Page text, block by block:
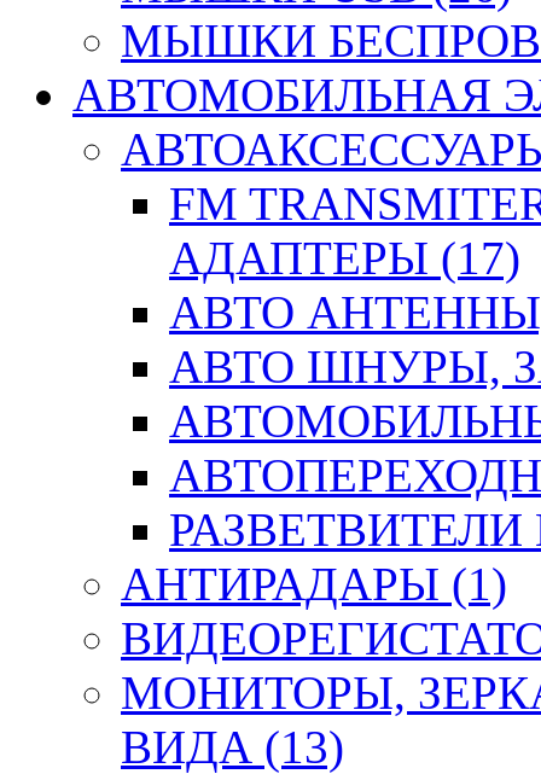
МЫШКИ
АВТОМОБИЛЬНАЯ
FM
АДАПТЕРЫ (17)
АВТО
АВТО ШНУРЫ,
РАЗВЕТВИТЕЛИ
АНТИРАДАРЫ (1)
МОНИТОРЫ,
ВИДА (13)